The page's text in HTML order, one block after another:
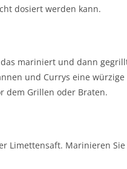
dosiert werden kann.
mariniert und dann
und Currys eine würzige
dem Grillen oder Braten.
Limettensaft. Marinieren